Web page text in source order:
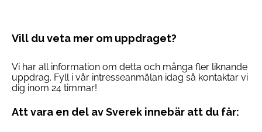
Vill du veta mer om uppdraget?
Vi har all information om detta och många fler liknande
uppdrag. Fyll i vår intresseanmälan idag så kontaktar vi
dig inom 24 timmar!
Att vara en del av Sverek innebär att du får: